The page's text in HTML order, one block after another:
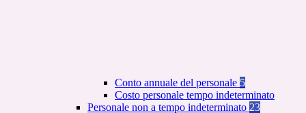
Conto annuale del personale 5
Costo personale tempo indeterminato
Personale non a tempo indeterminato 23